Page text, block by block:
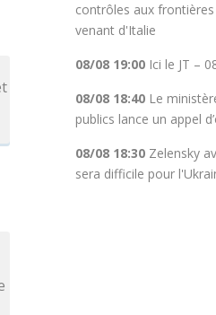
contrôles aux
venant d'Italie
08/08 19:00Ici le JT –
08/08 18:40Le
publics lance un appel
08/08 18:30Zelensky
sera difficile pour